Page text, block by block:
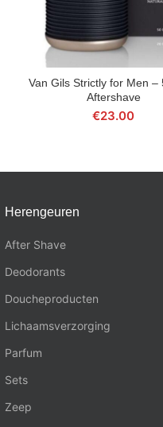
BESTEL NU
Van Gils Strictly for Men –
Aftershave
€23.00
Herengeuren
After Shave
Deodorants
Doucheproducten
Lichaamsverzorging
Parfum
Sets
Zeep